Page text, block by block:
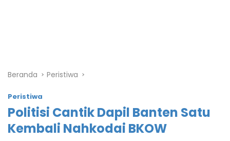
Beranda Peristiwa
Peristiwa
Politisi Cantik Dapil Banten Satu
Kembali Nahkodai BKOW